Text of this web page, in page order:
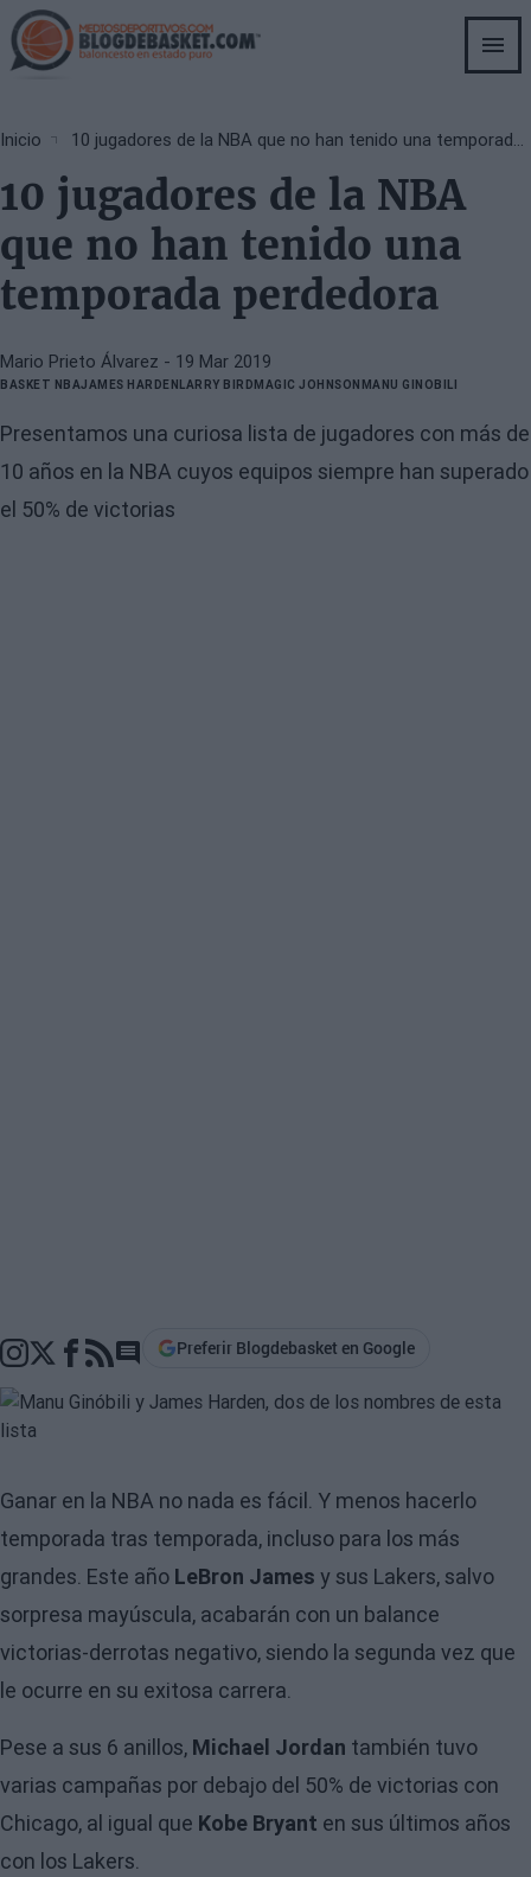
Skip
to
main
Breadcrumb
Inicio 10 jugadores de la NBA que no han tenido una temporada perdedora
10 jugadores de la NBA
que no han tenido una
temporada perdedora
Mario Prieto Álvarez - 19 Mar 2019
BASKET NBAJAMES HARDENLARRY BIRDMAGIC JOHNSON MANU GINOBILI
Presentamos una curiosa lista de jugadores con más de
10 años en la NBA cuyos equipos siempre han superado
el 50% de victorias
Go to comments section
Preferir Blogdebasket en Google
Ganar en la NBA no nada es fácil. Y menos hacerlo
temporada tras temporada, incluso para los más
grandes. Este año LeBron James y sus Lakers, salvo
sorpresa mayúscula, acabarán con un balance
victorias-derrotas negativo, siendo la segunda vez que
le ocurre en su exitosa carrera.
Pese a sus 6 anillos, Michael Jordan también tuvo
varias campañas por debajo del 50% de victorias con
Chicago, al igual que Kobe Bryant en sus últimos años
con los Lakers.